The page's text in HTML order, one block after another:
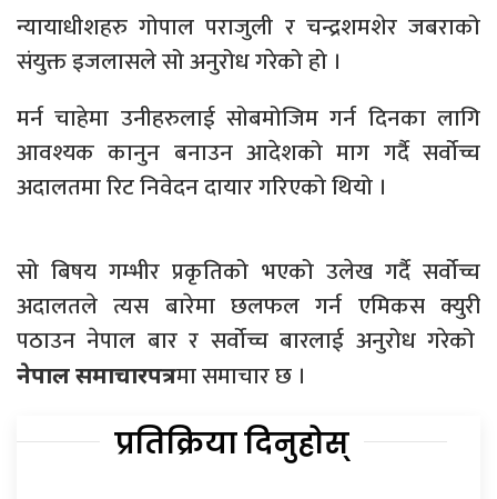
न्यायाधीशहरु गोपाल पराजुली र चन्द्रशमशेर जबराको
संयुक्त इजलासले सो अनुरोध गरेको हो ।
मर्न चाहेमा उनीहरुलाई सोबमोजिम गर्न दिनका लागि
आवश्यक कानुन बनाउन आदेशको माग गर्दै सर्वोच्च
अदालतमा रिट निवेदन दायार गरिएको थियो ।
सो बिषय गम्भीर प्रकृतिको भएको उलेख गर्दै सर्वोच्च
अदालतले त्यस बारेमा छलफल गर्न एमिकस क्युरी
पठाउन नेपाल बार र सर्वोच्च बारलाई अनुरोध गरेको
नेपाल समाचारपत्रमा समाचार छ ।
प्रतिक्रिया दिनुहोस्